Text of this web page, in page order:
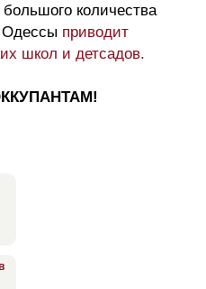
количества
Одессы приводит
школ и детсадов.